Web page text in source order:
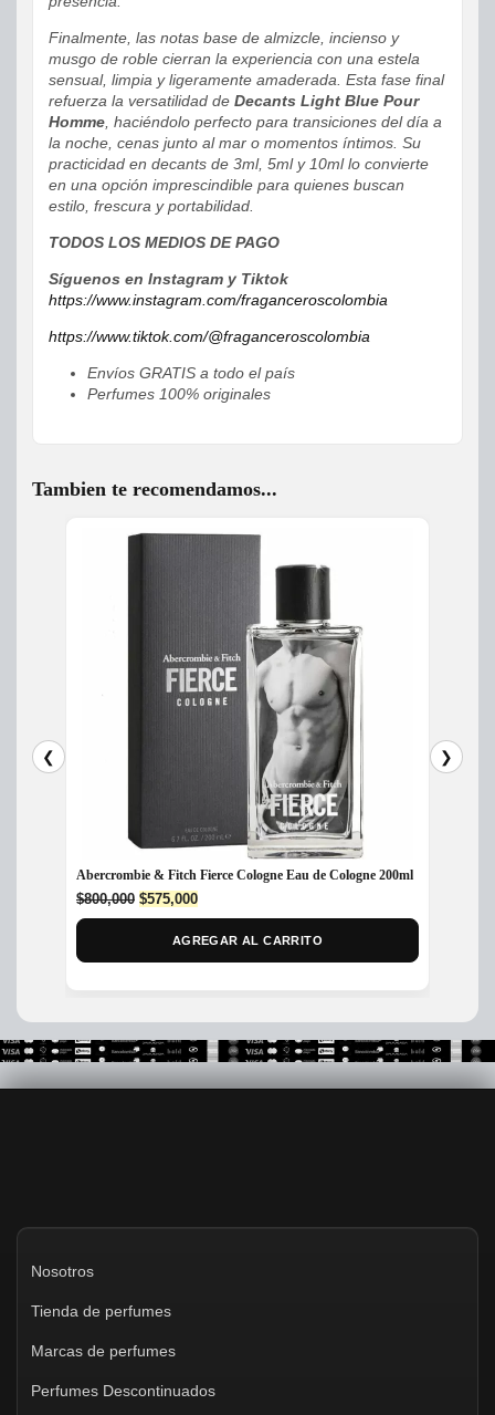
Finalmente, las notas base de almizcle, incienso y
musgo de roble cierran la experiencia con una estela
sensual, limpia y ligeramente amaderada. Esta fase final
refuerza la versatilidad de Decants Light Blue Pour
Homme, haciéndolo perfecto para transiciones del día a
la noche, cenas junto al mar o momentos íntimos. Su
practicidad en decants de 3ml, 5ml y 10ml lo convierte
en una opción imprescindible para quienes buscan
estilo, frescura y portabilidad.
TODOS LOS MEDIOS DE PAGO
Síguenos en Instagram y Tiktok
https://www.instagram.com/fraganceroscolombia
https://www.tiktok.com/@fraganceroscolombia
Envíos GRATIS a todo el país
Perfumes 100% originales
Tambien te recomendamos...
❮
Abercrombie & Fitch Fierce Cologne Eau de Cologne 200ml
$800,000 Original
price
$575,000Current
price
is:
AGREGAR AL CARRITO
❯
Nosotros
Tienda de perfumes
Marcas de perfumes
Perfumes Descontinuados